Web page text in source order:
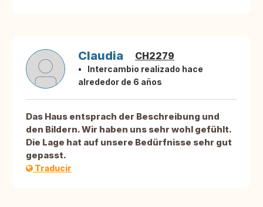
Claudia CH2279
Intercambio realizado hace
alrededor de 6 años
Das Haus entsprach der Beschreibung und
den Bildern. Wir haben uns sehr wohl gefühlt.
Die Lage hat auf unsere Bedürfnisse sehr gut
gepasst.
Traducir